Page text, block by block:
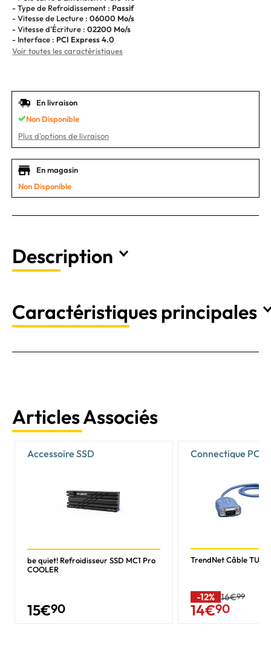
- Type de Refroidissement : Passif
- Vitesse de Lecture : 06000 Mo/s
- Vitesse d'Écriture : 02200 Mo/s
- Interface : PCI Express 4.0
Voir toutes les caractéristiques
En livraison
Non Disponible
Plus d'options de livraison
En magasin
Non Disponible
Description
Caractéristiques principales
Articles Associés
Accessoire SSD
be quiet! Refroidisseur SSD MC1 Pro
COOLER
15€90
Connectique PC
TrendNet Câble TU-
-12% 16€99
14€90